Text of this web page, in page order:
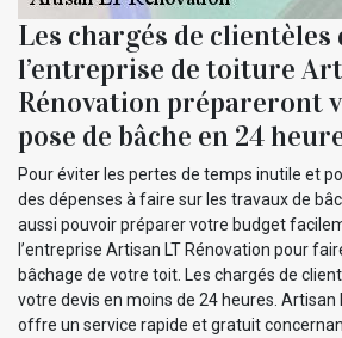
Les chargés de clientèles
l’entreprise de toiture
Rénovation prépareront
pose de bâche en 24
Pour éviter les pertes de temps inutile et
des dépenses à faire sur les travaux de
aussi pouvoir préparer votre budget
l’entreprise Artisan LT Rénovation pour
bâchage de votre toit. Les chargés de
votre devis en moins de 24 heures. Artisan
offre un service rapide et gratuit